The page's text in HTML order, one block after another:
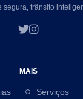
segura, trânsito
MAIS
Serviços